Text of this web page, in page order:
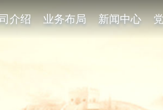
介绍 业务布局 新闻中心